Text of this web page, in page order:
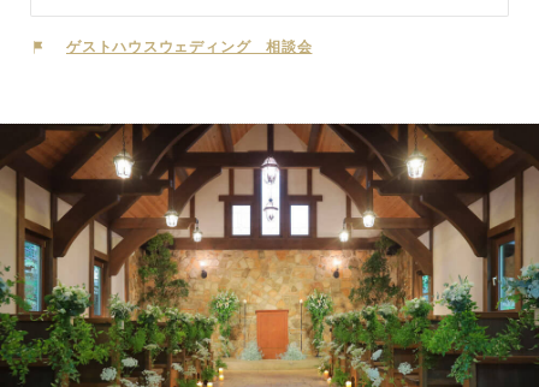
っくりとお伺いし、カタチにしていく結婚式を私たちは打ち合わせか
ら当日まで一貫したスタッフ体制でサポートさせていただいておりま
ゲストハウスウェディング 相談会